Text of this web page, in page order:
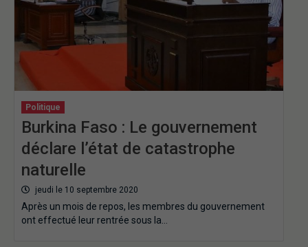
Politique
Burkina Faso : Le gouvernement
déclare l’état de catastrophe
naturelle
jeudi le 10 septembre 2020
Après un mois de repos, les membres du gouvernement
ont effectué leur rentrée sous la…